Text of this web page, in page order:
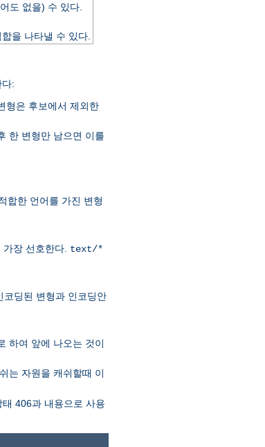
도 없을) 수 있다.
을 나타낼 수 있다.
:
형은 후보에서 제외한
한 변형만 남으면 이를
합한 언어를 가진 변형
장 선호한다. text/*
딩된 변형과 인코딩안
하여 앞에 나오는 것이
는 자원을 캐쉬할때 이
406과 내용으로 사용